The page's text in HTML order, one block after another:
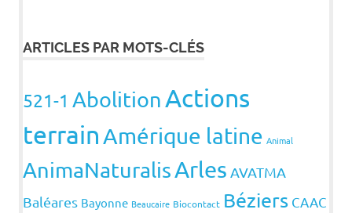
ARTICLES PAR MOTS-CLÉS
521-1 AbolitionActions
terrainAmérique latine Animal
AnimaNaturalisArles AVATMA
Baléares Bayonne Beaucaire Biocontact Béziers CAAC